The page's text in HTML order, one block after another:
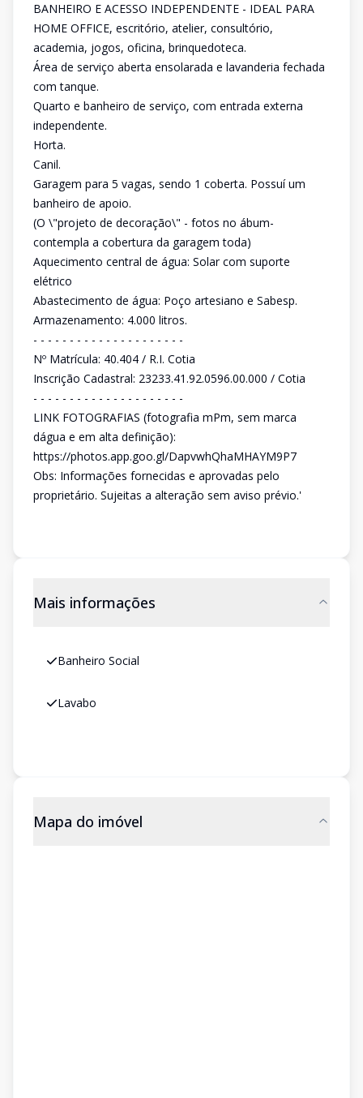
BANHEIRO E ACESSO INDEPENDENTE - IDEAL PARA
HOME OFFICE, escritório, atelier, consultório,
academia, jogos, oficina, brinquedoteca.
Área de serviço aberta ensolarada e lavanderia fechada
com tanque.
Quarto e banheiro de serviço, com entrada externa
independente.
Horta.
Canil.
Garagem para 5 vagas, sendo 1 coberta. Possuí um
banheiro de apoio.
(O \"projeto de decoração\" - fotos no ábum-
contempla a cobertura da garagem toda)
Aquecimento central de água: Solar com suporte
elétrico
Abastecimento de água: Poço artesiano e Sabesp.
Armazenamento: 4.000 litros.
- - - - - - - - - - - - - - - - - - - - -
Nº Matrícula: 40.404 / R.I. Cotia
Inscrição Cadastral: 23233.41.92.0596.00.000 / Cotia
- - - - - - - - - - - - - - - - - - - - -
LINK FOTOGRAFIAS (fotografia mPm, sem marca
dágua e em alta definição):
https://photos.app.goo.gl/DapvwhQhaMHAYM9P7
Obs: Informações fornecidas e aprovadas pelo
proprietário. Sujeitas a alteração sem aviso prévio.'
Mais informações
Banheiro Social
Lavabo
Mapa do imóvel